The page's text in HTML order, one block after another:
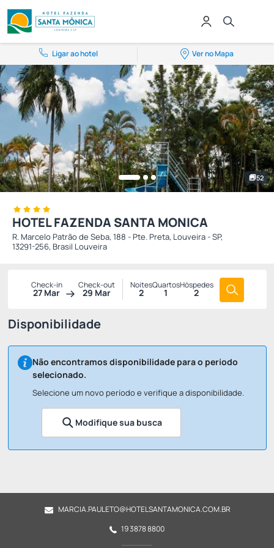
Ligar ao hotel Ver no Mapa
52
HOTEL FAZENDA SANTA MONICA
R. Marcelo Patrão de Seba, 188 - Pte. Preta, Louveira - SP,
13291-256, Brasil Louveira
Check-in
27 Mar
Check-out
29 Mar
Noites
2
Quartos
1
Hóspedes
2
Disponibilidade
Não encontramos disponibilidade para o período
selecionado.
Selecione um novo período e verifique a disponibilidade.
Modifique sua busca
MARCIA.PAULETO@HOTELSANTAMONICA.COM.BR
19 3878 8800